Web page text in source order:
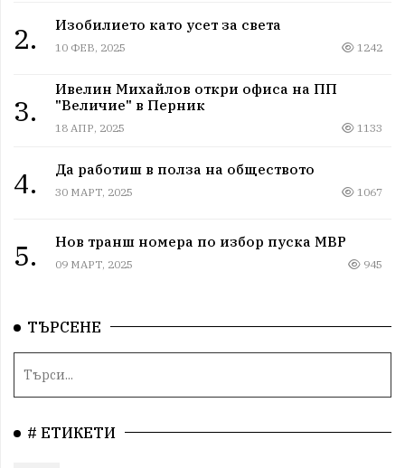
2. Изобилието като усет за света
10 ФЕВ, 2025 1242
3.
Ивелин Михайлов откри офиса на ПП
"Величие" в Перник
18 АПР, 2025 1133
4. Да работиш в полза на обществото
30 МАРТ, 2025 1067
5. Нов транш номера по избор пуска МВР
09 МАРТ, 2025 945
ТЪРСЕНЕ
# ЕТИКЕТИ